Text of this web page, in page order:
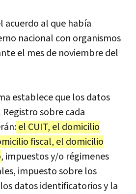
acuerdo al que había
nacional con organismos
el mes de noviembre del
establece que los datos
sobre cada
el CUIT, el domicilio
fiscal, el domicilio
, impuestos y/o régimenes
impuesto sobre los
datos identificatorios y la